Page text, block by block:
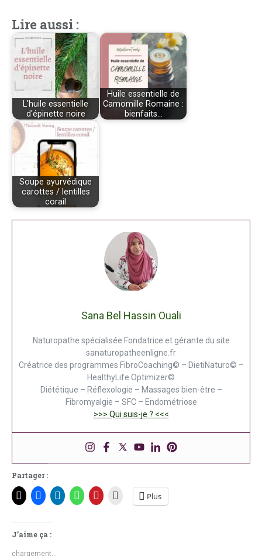
Lire aussi :
L'huile essentielle
d'épinette noire
Huile essentielle de
Camomille Romaine :
bienfaits…
Soupe ayurvédique
carottes / lentilles
corail
Sana Bel Hassin Ouali
Naturopathe spécialisée Fondatrice et gérante du site
sanaturopatheenligne.fr
Créatrice des programmes FibroCoaching© – DietiNaturo© –
HealthyLife Optimizer©
Diététique – Réflexologie – Massages bien-être –
Fibromyalgie – SFC – Endométriose
>>> Qui suis-je ? <<<
Partager :
Plus
J’aime ça :
chargement…